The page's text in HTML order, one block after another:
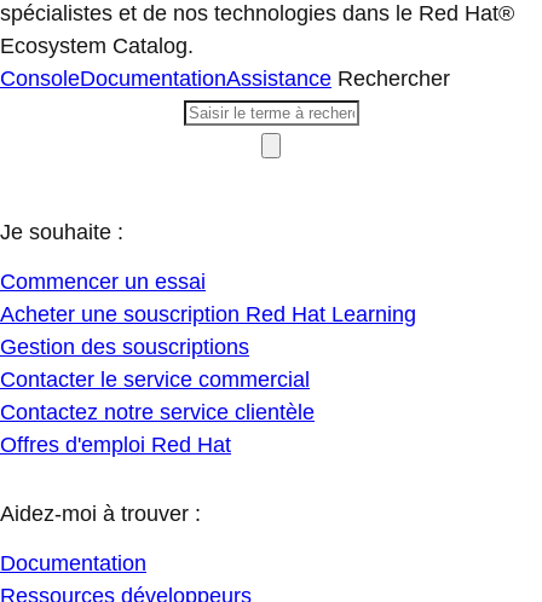
spécialistes et de nos technologies dans le Red Hat®
Ecosystem Catalog.
ConsoleDocumentationAssistance Rechercher
Je souhaite :
Commencer un essai
Acheter une souscription Red Hat Learning
Gestion des souscriptions
Contacter le service commercial
Contactez notre service clientèle
Offres d'emploi Red Hat
Aidez-moi à trouver :
Documentation
Ressources développeurs